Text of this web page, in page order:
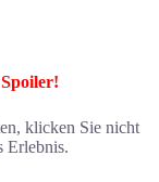
klicken Sie nicht
Erlebnis.